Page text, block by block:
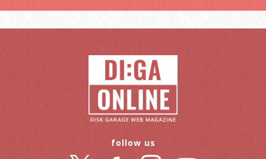
follow us